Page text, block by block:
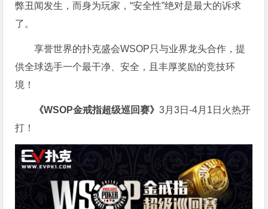
弊丑闻发生，而身为玩家，“安全性”绝对是最大的诉求
了。
享誉世界的扑克盛会WSOP只与业界龙头合作，提
供全球选手一个最干净、安全，且丰厚奖励的竞技环
境！
《WSOP金戒指超级巡回赛》3月3日-4月1日火热开
打！